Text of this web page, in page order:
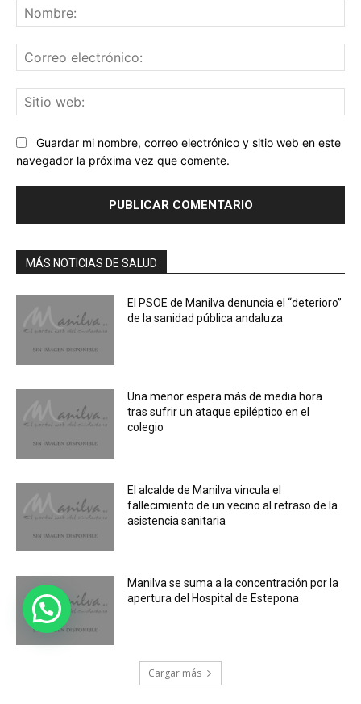
Guardar mi nombre, correo electrónico y sitio web en este
navegador la próxima vez que comente.
MÁS NOTICIAS DE SALUD
El PSOE de Manilva denuncia el “deterioro”
de la sanidad pública andaluza
Una menor espera más de media hora
tras sufrir un ataque epiléptico en el
colegio
El alcalde de Manilva vincula el
fallecimiento de un vecino al retraso de la
asistencia sanitaria
Manilva se suma a la concentración por la
apertura del Hospital de Estepona
Cargar más